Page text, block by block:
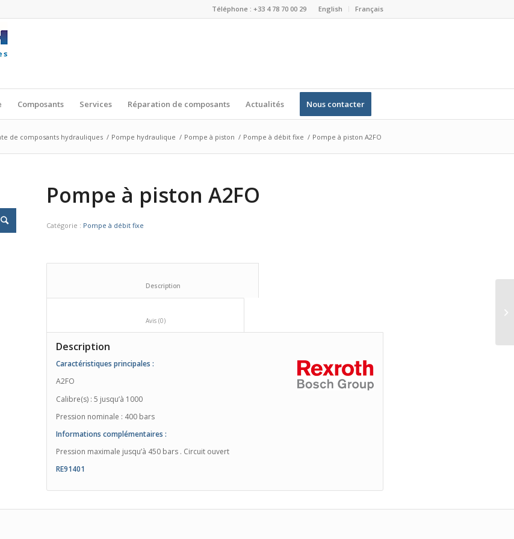
English Français
Téléphone : +33 4 78 70 00 29
Composants Services Réparation de composants Actualités Nous contacter
de composants hydrauliques / Pompe hydraulique / Pompe à piston / Pompe à débit fixe / Pompe à piston A2FO
Pompe à piston A2FO
Catégorie : Pompe à débit fixe
Description
Caractéristiques principales :
A2FO
Calibre(s) : 5 jusqu’à 1000
Pression nominale : 400 bars
Informations complémentaires :
Pression maximale jusqu’à 450 bars . Circuit ouvert
RE91401